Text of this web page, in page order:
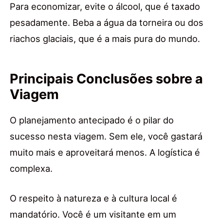
Para economizar, evite o álcool, que é taxado
pesadamente. Beba a água da torneira ou dos
riachos glaciais, que é a mais pura do mundo.
Principais Conclusões sobre a
Viagem
O planejamento antecipado é o pilar do
sucesso nesta viagem. Sem ele, você gastará
muito mais e aproveitará menos. A logística é
complexa.
O respeito à natureza e à cultura local é
mandatório. Você é um visitante em um